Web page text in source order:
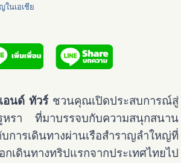
ในเอเชีย
อนด์ ทัวร์ชวนคุณเปิดประสบการณ์สู่
หรา ที่มาบรรจบกับความสนุกสนาน
ารเดินทางผ่านเรือสำราญลำใหญ่ที่
เดินทางทริปแรกจากประเทศไทยไป